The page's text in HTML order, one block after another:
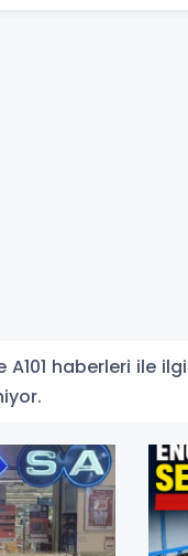
A101 haberleri ile